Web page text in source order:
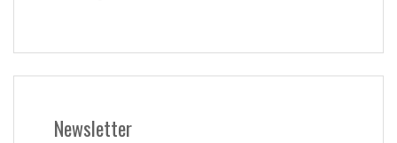
Newsletter